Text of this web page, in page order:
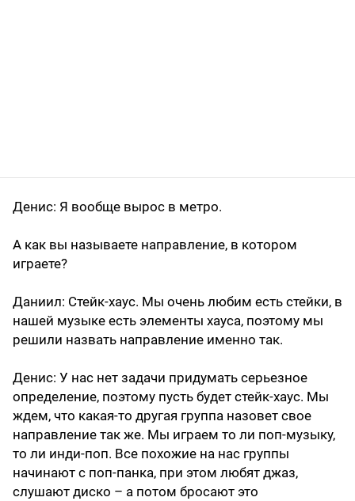
Денис: Я вообще вырос в метро.
А как вы называете направление, в котором
играете?
Даниил: Стейк-хаус. Мы очень любим есть стейки, в
нашей музыке есть элементы хауса, поэтому мы
решили назвать направление именно так.
Денис: У нас нет задачи придумать серьезное
определение, поэтому пусть будет стейк-хаус. Мы
ждем, что какая-то другая группа назовет свое
направление так же. Мы играем то ли поп-музыку,
то ли инди-поп. Все похожие на нас группы
начинают с поп-панка, при этом любят джаз,
слушают диско – а потом бросают это